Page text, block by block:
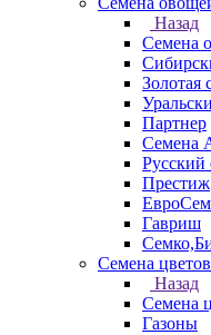
Назад
Семена
Золотая
Партнер
Семена
Русский
Престиж
Гавриш
Семена цветов
Назад
Семена
Газоны